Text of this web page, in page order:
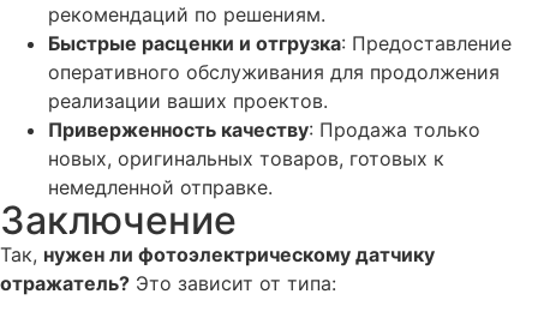
рекомендаций по решениям.
Быстрые расценки и отгрузка: Предоставление
оперативного обслуживания для продолжения
реализации ваших проектов.
Приверженность качеству: Продажа только
новых, оригинальных товаров, готовых к
немедленной отправке.
Заключение
Так, нужен ли фотоэлектрическому датчику
отражатель? Это зависит от типа: